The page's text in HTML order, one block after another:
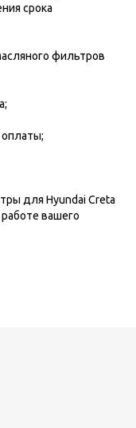
срока
фильтров
для Hyundai Creta
вашего